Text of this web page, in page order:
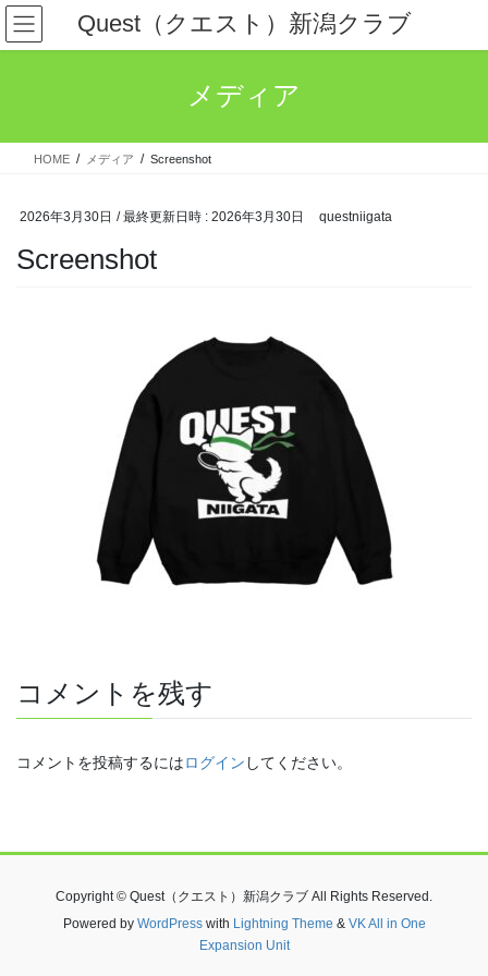
コ
ン
テ
ス
ナ
ビ
ゲ
ン
Quest（クエスト）新潟クラブ
メディア
HOME メディア Screenshot
2026年3月30日 / 最終更新日時 : 2026年3月30日 questniigata
Screenshot
コメントを残す
コメントを投稿するにはログイン してください。
Copyright © Quest（クエスト）新潟クラブ All Rights Reserved.
Powered by WordPresswith Lightning Theme & VK All in One
Expansion Unit